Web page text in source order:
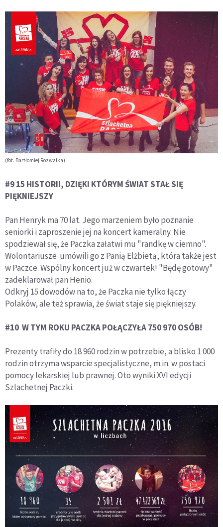
(fot. Bartłomiej Rozwałka)
#9 15 HISTORII, DZIĘKI KTÓRYM ŚWIAT STAŁ SIĘ
PIĘKNIEJSZY
Pan Henryk ma 70 lat. Jego marzeniem było poznanie
seniorki i zaproszenie jej na koncert kameralny. Nie
spodziewał się, że Paczka załatwi mu "randkę w ciemno".
Wolontariusze umówili go z Panią Elżbietą, która także jest
w Paczce. Wspólny koncert już w czwartek! "Będę gotowy"
zadeklarował pan Henio.
Odkryj 15 dowodów na to, że Paczka nie tylko łączy
Polaków, ale też sprawia, że świat staje się piękniejszy.
#10 W TYM ROKU PACZKA POŁĄCZYŁA 750 970 OSÓB!
Prezenty trafiły do 18 960 rodzin w potrzebie, a blisko 1 000
rodzin otrzyma wsparcie specjalistyczne, m.in. w postaci
pomocy lekarskiej lub prawnej. Oto wyniki XVI edycji
Szlachetnej Paczki.